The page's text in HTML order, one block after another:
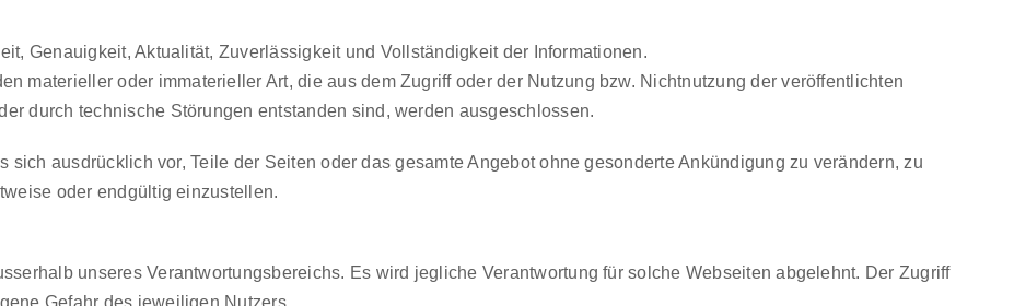
Genauigkeit, Aktualität, Zuverlässigkeit und Vollständigkeit der Informationen.
materieller oder immaterieller Art, die aus dem Zugriff oder der Nutzung bzw. Nichtnutzung der veröffentlichten
durch technische Störungen entstanden sind, werden ausgeschlossen.
ausdrücklich vor, Teile der Seiten oder das gesamte Angebot ohne gesonderte Ankündigung zu verändern, zu
oder endgültig einzustellen.
unseres Verantwortungsbereichs. Es wird jegliche Verantwortung für solche Webseiten abgelehnt. Der Zugriff
Gefahr des jeweiligen Nutzers.